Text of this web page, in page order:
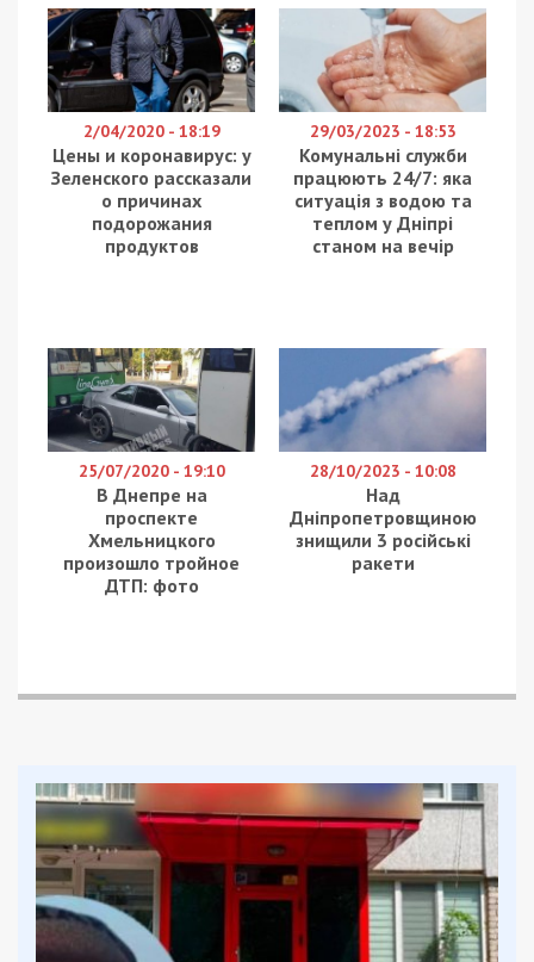
2/04/2020 - 18:19
Цены и коронавирус: у
Зеленского рассказали
о причинах
подорожания
продуктов
29/03/2023 - 18:53
Комунальні служби
працюють 24/7: яка
ситуація з водою та
теплом у Дніпрі
станом на вечір
25/07/2020 - 19:10
В Днепре на
проспекте
Хмельницкого
произошло тройное
ДТП: фото
28/10/2023 - 10:08
Над
Дніпропетровщиною
знищили 3 російські
ракети